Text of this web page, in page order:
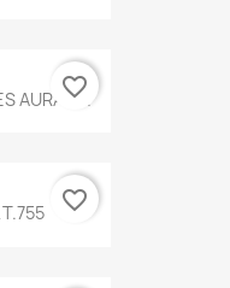
AURA T...
favorite_border
favorite_border